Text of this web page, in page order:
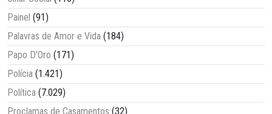
Painel (91)
Palavras de Amor e Vida (184)
Papo D'Oro (171)
Polícia (1.421)
Política (7.029)
Proclamas de Casamentos (32)